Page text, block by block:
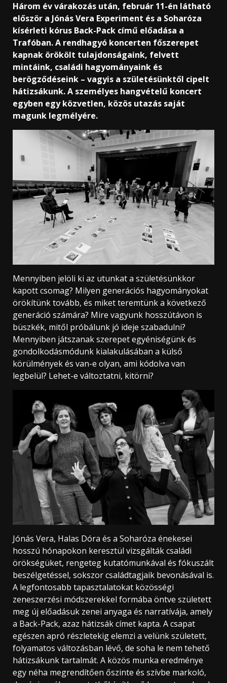
Három év várakozás után, február 11-én látható
először a Jónás Vera Experiment és a Soharóza
kísérleti kórus Back-Pack című előadása a
Trafóban. A rendhagyó koncerten főszerepet
kapnak örökölt tulajdonságaink, felvett
mintáink, családi hagyományaink és
berögződéseink – vagyis a születésünktől cipelt
hátizsákunk. A személyes hangvételű koncert
egyben egy közvetlen, közös utazás saját
magunk legmélyére.
Mennyiben jelöli ki az utunkat a születésünkkor
kapott csomag? Milyen generációs hagyományokat
örökítünk tovább, és miket teremtünk a következő
generáció számára? Mire vagyunk hosszútávon is
büszkék, mitől próbálunk jó ideje szabadulni?
Mennyiben játszanak szerepet egyéniségünk és
gondolkodásmódunk kialakulásában a külső
körülmények és van-e olyan, ami kódolva van
legbelül? Lehet-e változtatni, kitörni?
Jónás Vera, Halas Dóra és a Soharóza énekesei
hosszú hónapokon keresztül vizsgálták családi
örökségüket, rengeteg kutatómunkával és fókuszált
beszélgetéssel, sokszor családtagjaik bevonásával is.
A legfontosabb tapasztalatokat közösségi
zeneszerzési módszerekkel formába öntve született
meg új előadásuk zenei anyaga és narratívája, amely
a Back-Pack, azaz hátizsák címet kapta. A csapat
egészen apró részletekig elemzi a velünk született,
folyamatos változásban lévő, de soha le nem tehető
hátizsákunk tartalmát. A közös munka eredménye
egy néha megrendítően őszinte és szívbe markoló,